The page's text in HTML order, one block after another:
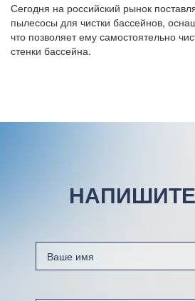
Сегодня на российский рынок
пылесосы для чистки бассейнов,
что позволяет ему самостоятельно
стенки бассейна.